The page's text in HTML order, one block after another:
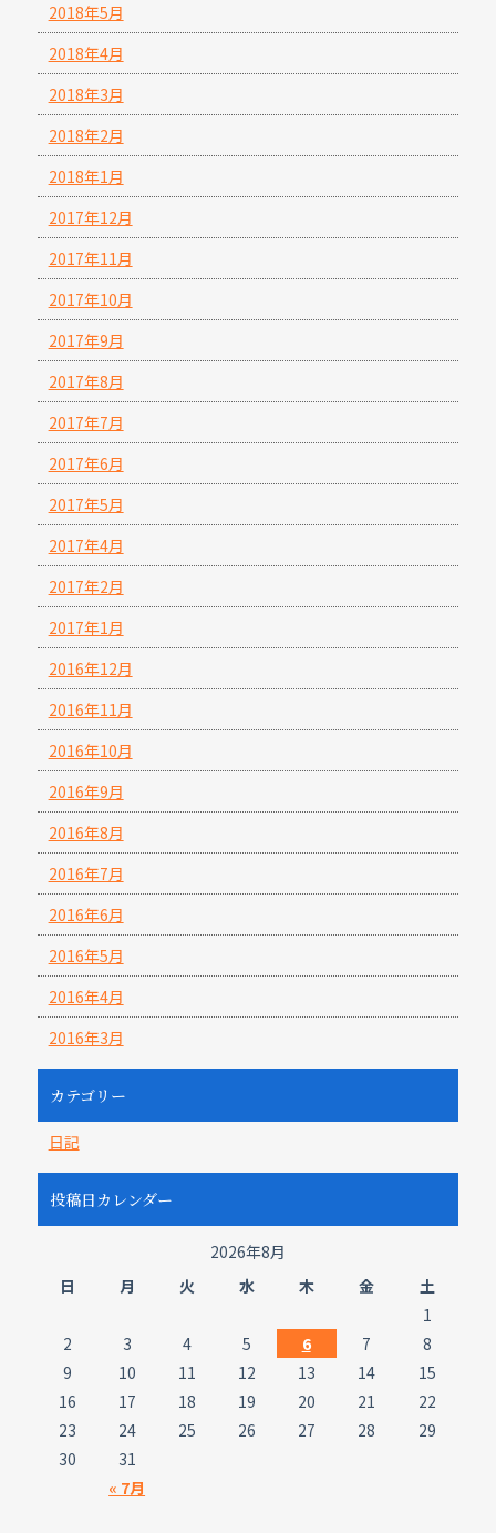
2018年5月
2018年4月
2018年3月
2018年2月
2018年1月
2017年12月
2017年11月
2017年10月
2017年9月
2017年8月
2017年7月
2017年6月
2017年5月
2017年4月
2017年2月
2017年1月
2016年12月
2016年11月
2016年10月
2016年9月
2016年8月
2016年7月
2016年6月
2016年5月
2016年4月
2016年3月
カテゴリー
日記
投稿日カレンダー
2026年8月
日
月 火 水 木 金 土
« 7月
1
2
3 4 5 6 7
8
9
10 11 12 13 14
15
16
17 18 19 20 21
22
23
24 25 26 27 28
29
30
31